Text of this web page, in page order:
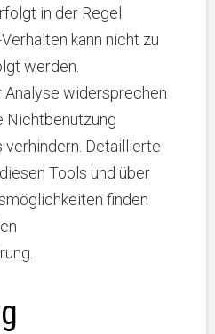
in der Regel
kann nicht zu
werden.
Analyse widersprechen
Nichtbenutzung
Detaillierte
Tools und über
finden